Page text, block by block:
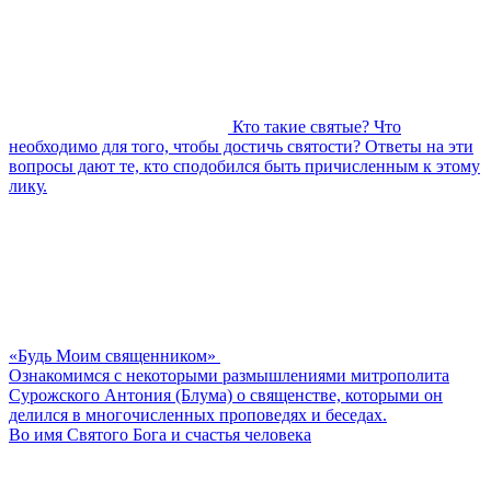
Кто такие святые? Что
необходимо для того, чтобы достичь святости? Ответы на эти
вопросы дают те, кто сподобился быть причисленным к этому
лику.
«Будь Моим священником»
Ознакомимся с некоторыми размышлениями митрополита
Сурожского Антония (Блума) о священстве, которыми он
делился в многочисленных проповедях и беседах.
Во имя Святого Бога и счастья человека